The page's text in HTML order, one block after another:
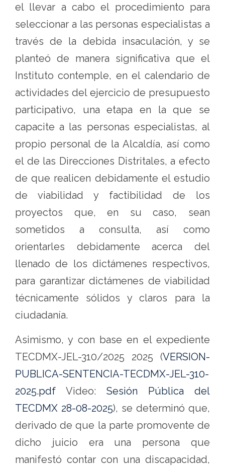
el llevar a cabo el procedimiento para
seleccionar a las personas especialistas a
través de la debida insaculación, y se
planteó de manera significativa que el
Instituto contemple, en el calendario de
actividades del ejercicio de presupuesto
participativo, una etapa en la que se
capacite a las personas especialistas, al
propio personal de la Alcaldía, así como
el de las Direcciones Distritales, a efecto
de que realicen debidamente el estudio
de viabilidad y factibilidad de los
proyectos que, en su caso, sean
sometidos a consulta, así como
orientarles debidamente acerca del
llenado de los dictámenes respectivos,
para garantizar dictámenes de viabilidad
técnicamente sólidos y claros para la
ciudadanía.
Asimismo, y con base en el expediente
TECDMX-JEL-310/2025 2025 (VERSION-
PUBLICA-SENTENCIA-TECDMX-JEL-310-
2025.pdf Video: Sesión Pública del
TECDMX 28-08-2025), se determinó que,
derivado de que la parte promovente de
dicho juicio era una persona que
manifestó contar con una discapacidad,